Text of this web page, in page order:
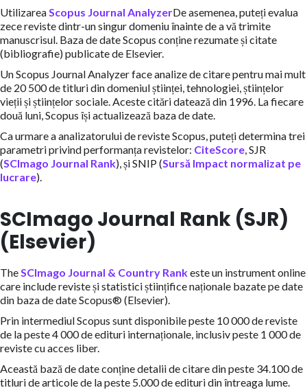
Utilizarea Scopus Journal AnalyzerDe asemenea, puteți evalua
zece reviste dintr-un singur domeniu înainte de a vă trimite
manuscrisul. Baza de date Scopus conține rezumate și citate
(bibliografie) publicate de Elsevier.
Un Scopus Journal Analyzer face analize de citare pentru mai mult
de 20 500 de titluri din domeniul științei, tehnologiei, științelor
vieții și științelor sociale. Aceste citări datează din 1996. La fiecare
două luni, Scopus își actualizează baza de date.
Ca urmare a analizatorului de reviste Scopus, puteți determina trei
parametri privind performanța revistelor: CiteScore , SJR
(SCImago Journal Rank), și SNIP (Sursă Impact normalizat pe
lucrare).
SCImago Journal Rank (SJR)
(Elsevier)
The SCImago Journal & Country Rankeste un instrument online
care include reviste și statistici științifice naționale bazate pe date
din baza de date Scopus® (Elsevier).
Prin intermediul Scopus sunt disponibile peste 10 000 de reviste
de la peste 4 000 de edituri internaționale, inclusiv peste 1 000 de
reviste cu acces liber.
Această bază de date conține detalii de citare din peste 34.100 de
titluri de articole de la peste 5.000 de edituri din întreaga lume.